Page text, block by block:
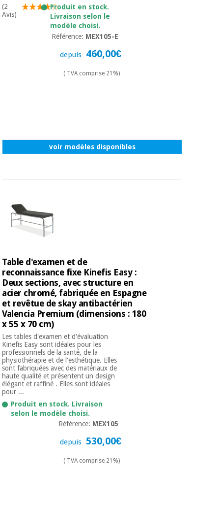
(2
Avis)
Produit en stock.
Livraison selon le
modèle choisi.
Référence: MEX105-E
depuis 460,00€
( TVA comprise 21%)
voir modèles disponibles
Table d'examen et de
reconnaissance fixe Kinefis Easy :
Deux sections, avec structure en
acier chromé, fabriquée en Espagne
et revêtue de skay antibactérien
Valencia Premium (dimensions : 180
x 55 x 70 cm)
Les tables d'examen et d'évaluation
Kinefis Easy sont idéales pour les
professionnels de la santé, de la
physiothérapie et de l'esthétique. Elles
sont fabriquées avec des matériaux de
haute qualité et présentent un design
élégant et raffiné . Elles sont idéales
pour ...
Produit en stock. Livraison
selon le modèle choisi.
Référence: MEX105
depuis 530,00€
( TVA comprise 21%)